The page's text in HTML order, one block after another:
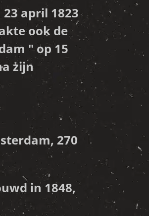
april 1823
ook de
" op 15
zijn
270
in 1848,